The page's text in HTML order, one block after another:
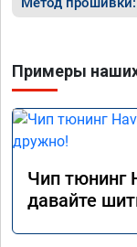
Примеры
Чип тюнинг
давайте